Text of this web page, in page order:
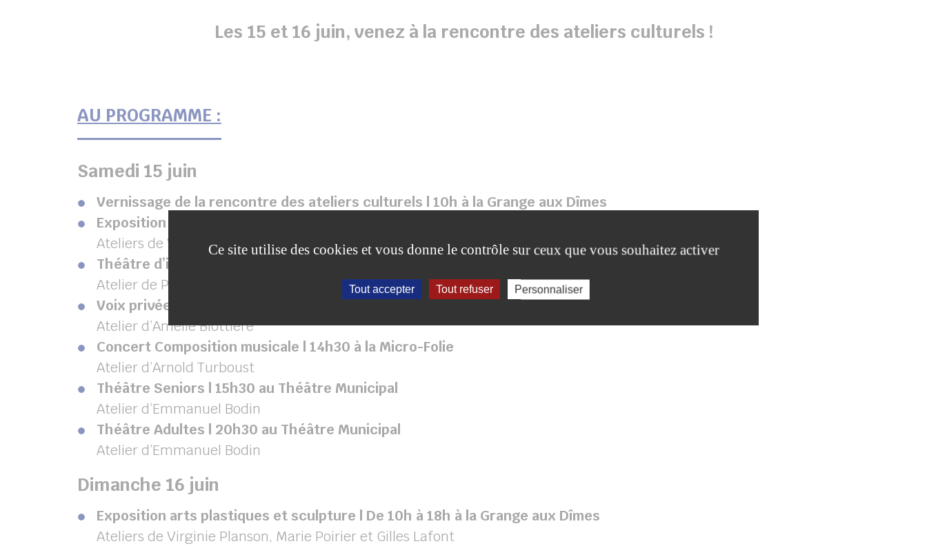
Les 15 et 16 juin, venez à la rencontre des ateliers culturels !
AU PROGRAMME :
Samedi 15 juin
Vernissage de la rencontre des ateliers culturels | 10h à la Grange aux Dîmes
Exposition arts plastiques et sculpture | De 10h à 18h à la Grange aux Dîmes
Ateliers de Virginie Planson, Marie Poirier et Gilles Lafont
Théâtre d’improvisation | 11h à la Micro-Folie
Atelier de Pierre-Yves Gaffet
Voix privée voix publique | 13h30 au Jardin de la Commanderie des Templiers
Atelier d’Amélie Blottière
Concert Composition musicale | 14h30 à la Micro-Folie
Atelier d’Arnold Turboust
Théâtre Seniors | 15h30 au Théâtre Municipal
Atelier d’Emmanuel Bodin
Théâtre Adultes | 20h30 au Théâtre Municipal
Atelier d’Emmanuel Bodin
Dimanche 16 juin
Exposition arts plastiques et sculpture | De 10h à 18h à la Grange aux Dîmes
Ateliers de Virginie Planson, Marie Poirier et Gilles Lafont
Ce site utilise des cookies et vous donne le contrôle sur ceux que vous souhaitez activer
Tout accepter Tout refuser Personnaliser